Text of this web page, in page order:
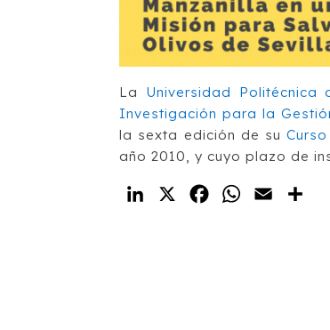
La Universidad Politécnica
Investigación para la
la sexta edición de su
año 2010, y cuyo plazo de
LinkedIn
X FacebookWhatsApp
Email